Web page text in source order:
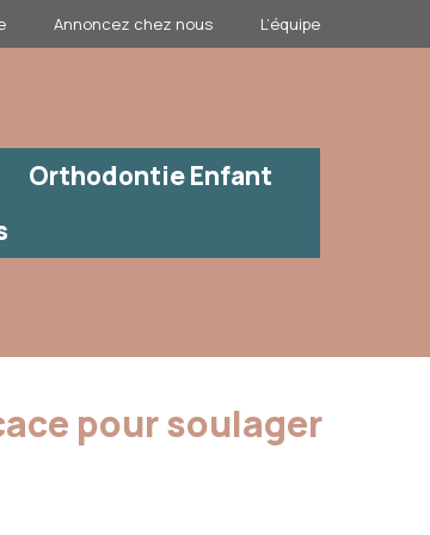
Annoncez chez nous L’équipe
Orthodontie Enfant
pour soulager